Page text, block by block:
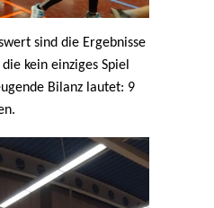
sind die Ergebnisse
kein einziges Spiel
Bilanz lautet: 9